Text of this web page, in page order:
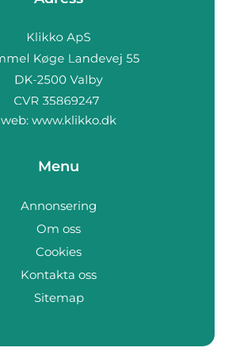
web: www.klikko.dk
Menu
Annonsering
Om oss
Cookies
Kontakta oss
Sitemap